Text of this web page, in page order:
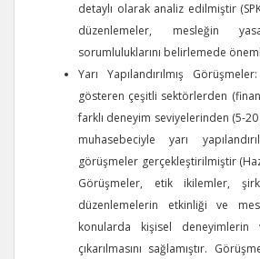
detaylı olarak analiz edilmiştir
düzenlemeler, mesleğin
sorumluluklarını belirlemede
Yarı Yapılandırılmış
gösteren çeşitli sektörlerden
farklı deneyim seviyelerinden (5-
muhasebeciyle yarı
görüşmeler gerçekleştirilmiştir
Görüşmeler, etik ikilemler,
düzenlemelerin etkinliği ve
konularda kişisel deneyimlerin
çıkarılmasını sağlamıştır.